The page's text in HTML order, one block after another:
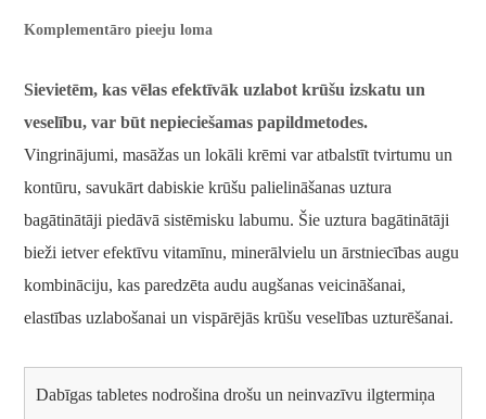
Komplementāro pieeju loma
Sievietēm, kas vēlas efektīvāk uzlabot krūšu izskatu un
veselību, var būt nepieciešamas papildmetodes.
Vingrinājumi, masāžas un lokāli krēmi var atbalstīt tvirtumu un
kontūru, savukārt dabiskie krūšu palielināšanas uztura
bagātinātāji piedāvā sistēmisku labumu. Šie uztura bagātinātāji
bieži ietver efektīvu vitamīnu, minerālvielu un ārstniecības augu
kombināciju, kas paredzēta audu augšanas veicināšanai,
elastības uzlabošanai un vispārējās krūšu veselības uzturēšanai.
Dabīgas tabletes nodrošina drošu un neinvazīvu ilgtermiņa